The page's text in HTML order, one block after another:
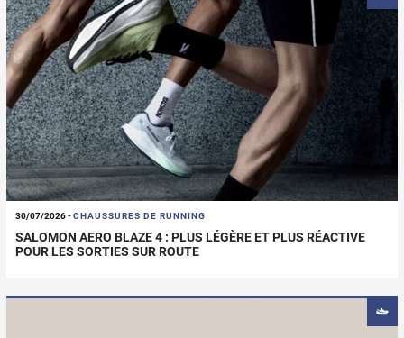
30/07/2026-CHAUSSURES DE RUNNING
SALOMON AERO BLAZE 4 : PLUS LÉGÈRE ET PLUS RÉACTIVE
POUR LES SORTIES SUR ROUTE